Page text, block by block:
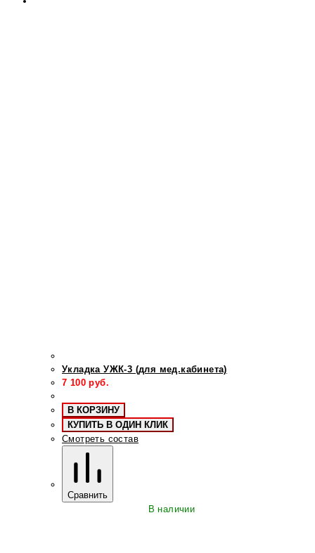
Укладка УЖК-3 (для мед.кабинета)
7 100 руб.
В КОРЗИНУ
КУПИТЬ В ОДИН КЛИК
Смотреть состав
Сравнить
В наличии